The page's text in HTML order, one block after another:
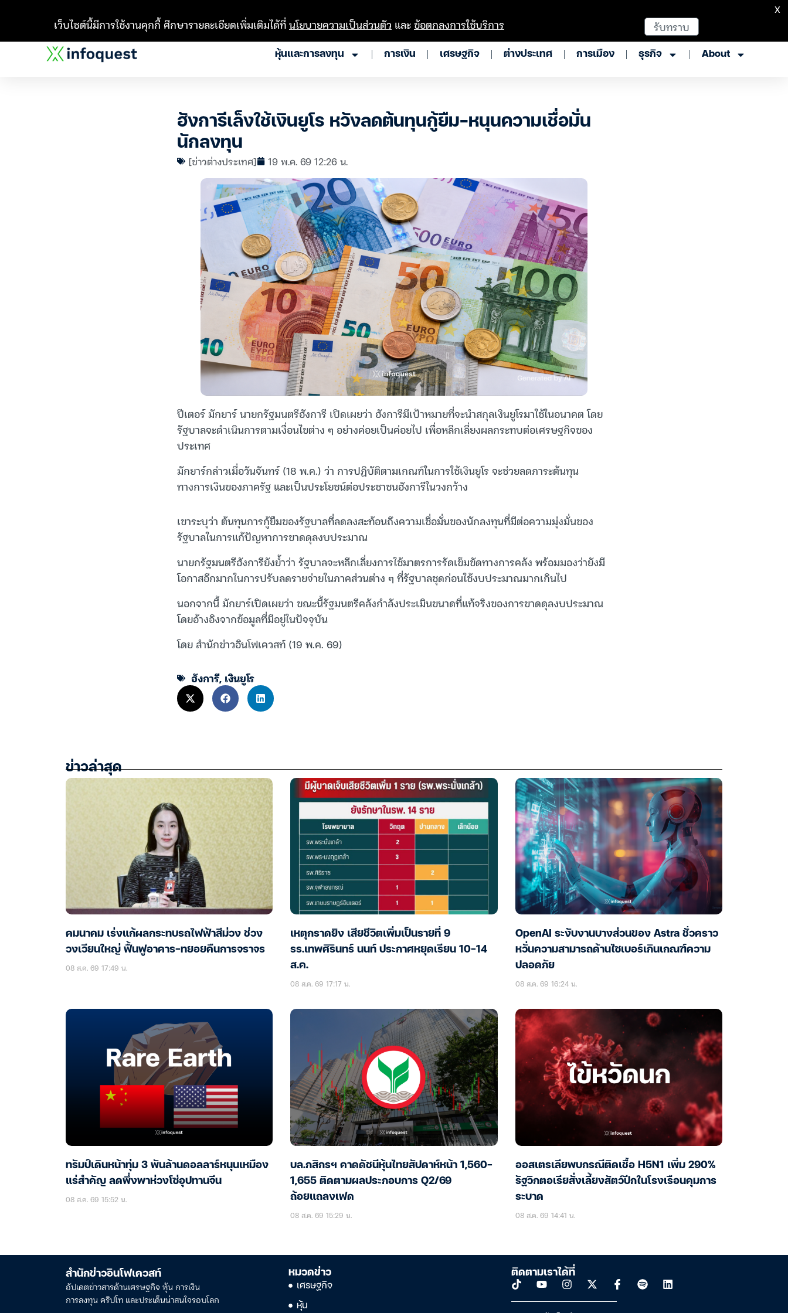
หุ้นและการลงทุน การเงิน เศรษฐกิจ ต่างประเทศ การเมือง ธุรกิจ About
ฮังการีเล็งใช้เงินยูโร หวังลดต้นทุนกู้ยืม-หนุนความเชื่อมั่น
นักลงทุน
[ข่าวต่างประเทศ] 19 พ.ค. 69 12:26 น.
ปีเตอร์ มักยาร์ นายกรัฐมนตรีฮังการี เปิดเผยว่า ฮังการีมีเป้าหมายที่จะนำสกุลเงินยูโรมาใช้ในอนาคต โดย
รัฐบาลจะดำเนินการตามเงื่อนไขต่าง ๆ อย่างค่อยเป็นค่อยไป เพื่อหลีกเลี่ยงผลกระทบต่อเศรษฐกิจของ
ประเทศ
มักยาร์กล่าวเมื่อวันจันทร์ (18 พ.ค.) ว่า การปฏิบัติตามเกณฑ์ในการใช้เงินยูโร จะช่วยลดภาระต้นทุน
ทางการเงินของภาครัฐ และเป็นประโยชน์ต่อประชาชนฮังการีในวงกว้าง
เขาระบุว่า ต้นทุนการกู้ยืมของรัฐบาลที่ลดลงสะท้อนถึงความเชื่อมั่นของนักลงทุนที่มีต่อความมุ่งมั่นของ
รัฐบาลในการแก้ปัญหาการขาดดุลงบประมาณ
นายกรัฐมนตรีฮังการียังย้ำว่า รัฐบาลจะหลีกเลี่ยงการใช้มาตรการรัดเข็มขัดทางการคลัง พร้อมมองว่ายังมี
โอกาสอีกมากในการปรับลดรายจ่ายในภาคส่วนต่าง ๆ ที่รัฐบาลชุดก่อนใช้งบประมาณมากเกินไป
นอกจากนี้ มักยาร์เปิดเผยว่า ขณะนี้รัฐมนตรีคลังกำลังประเมินขนาดที่แท้จริงของการขาดดุลงบประมาณ
โดยอ้างอิงจากข้อมูลที่มีอยู่ในปัจจุบัน
โดย สำนักข่าวอินโฟเควสท์ (19 พ.ค. 69)
ฮังการี, เงินยูโร
ข่าวล่าสุด
คมนาคม เร่งแก้ผลกระทบรถไฟฟ้าสีม่วง ช่วง
วงเวียนใหญ่ ฟื้นฟูอาคาร-ทยอยคืนการจราจร
08 ส.ค. 69 17:49 น.
เหตุกราดยิง เสียชีวิตเพิ่มเป็นรายที่ 9
รร.เทพศิรินทร์ นนท์ ประกาศหยุดเรียน 10-14
ส.ค.
08 ส.ค. 69 17:17 น.
OpenAI ระงับงานบางส่วนของ Astra ชั่วคราว
หวั่นความสามารถด้านไซเบอร์เกินเกณฑ์ความ
ปลอดภัย
08 ส.ค. 69 16:24 น.
ทรัมป์เดินหน้าทุ่ม 3 พันล้านดอลลาร์หนุนเหมือง
แร่สำคัญ ลดพึ่งพาห่วงโซ่อุปทานจีน
08 ส.ค. 69 15:52 น.
บล.กสิกรฯ คาดดัชนีหุ้นไทยสัปดาห์หน้า 1,560-
1,655 ติดตามผลประกอบการ Q2/69
ถ้อยแถลงเฟด
08 ส.ค. 69 15:29 น.
ออสเตรเลียพบกรณีติดเชื้อ H5N1 เพิ่ม 290%
รัฐวิกตอเรียสั่งเลี้ยงสัตว์ปีกในโรงเรือนคุมการ
ระบาด
08 ส.ค. 69 14:41 น.
สำนักข่าวอินโฟเควสท์
อัปเดตข่าวสารด้านเศรษฐกิจ หุ้น การเงิน
การลงทุน คริปโท และประเด็นน่าสนใจรอบโลก
หมวดข่าว
เศรษฐกิจ
หุ้น
ติดตามเราได้ที่
เว็บไซต์นี้มีการใช้งานคุกกี้ ศึกษารายละเอียดเพิ่มเติมได้ที่นโยบายความเป็นส่วนตัว และข้อตกลงการใช้บริการ รับทราบ
X